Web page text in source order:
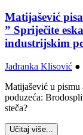
Matijašević
” Spriječite
industrijskim
Jadranka Klisović ●
Matijašević u pismu
poduzeća:
steča?
Učitaj više...